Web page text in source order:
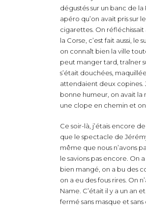
dégustés sur un banc de
apéro qu’on avait pris sur
cigarettes. On
la Corse, c’est fait aussi,
on connaît bien la ville
peut manger tard, traîner
s’était douchées,
attendaient deux copines.
bonne humeur, on avait la
une clope en chemin et
Ce soir-là, j’étais encore
que le spectacle de
même que nous n’avons
le savions pas encore. On
bien mangé, on a bu des
on a eu des fous rires. On
Name. C’était il y a un an
fermé sans masque et